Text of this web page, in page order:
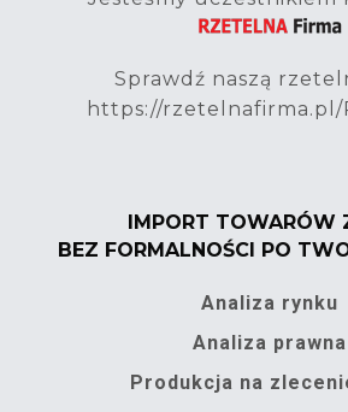
Sprawdź naszą
https://rzetelnafirma.pl/
IMPORT TOWARÓW
BEZ FORMALNOŚCI PO
Analiza rynku
Analiza prawna
Produkcja na